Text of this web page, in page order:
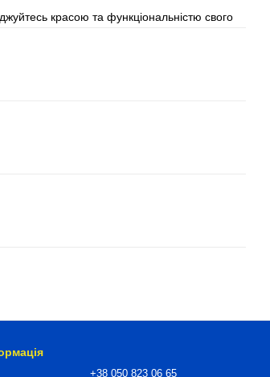
красою та функціональністю свого
+38 050 823 06 65